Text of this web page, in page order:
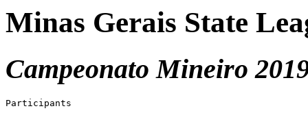
Minas Gerais State
Campeonato Mineiro
Participants